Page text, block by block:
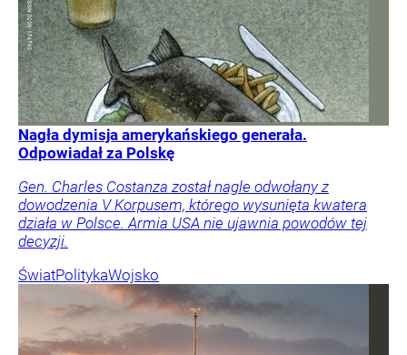
Nagła dymisja amerykańskiego generała.
Odpowiadał za Polskę
Gen. Charles Costanza został nagle odwołany z
dowodzenia V Korpusem, którego wysunięta kwatera
działa w Polsce. Armia USA nie ujawnia powodów tej
decyzji.
ŚwiatPolitykaWojsko